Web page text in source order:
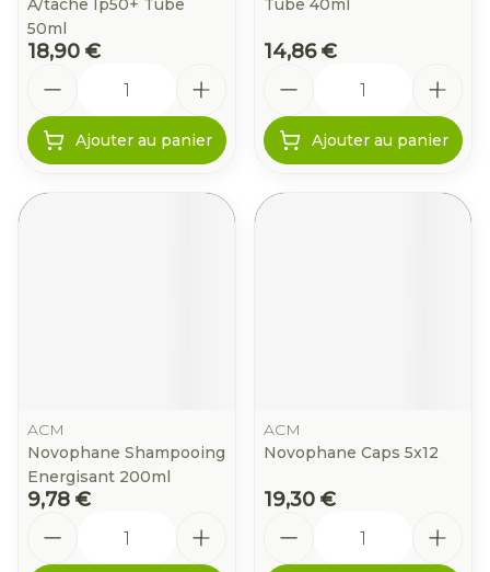
A/tache Ip50+ Tube
50ml
18,90 €
Ajouter au panier
Tube 40ml
14,86 €
Ajouter au panier
ACM
Novophane Shampooing
Energisant 200ml
9,78 €
ACM
Novophane Caps 5x12
19,30 €